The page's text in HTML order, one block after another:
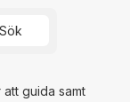
guida samt